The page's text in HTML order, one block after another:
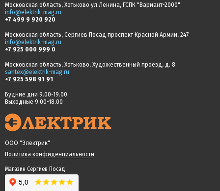
Московская область, Хотьково ул.Ленина, ГСПК "Вариант-2000"
info@elektrik-mag.ru
+7 499 9 920 920
Московская область, Сергиев Посад проспект Красной Армии, 247
info@elektrik-mag.ru
+7 925 000 999 0
Московская область, Хотьково, Художественный проезд, д. 8
santex@elektrik-mag.ru
+7 925 598 91 91
Будние дни 9.00-19.00
Выходные 9.00-18.00
ООО "Электрик"
Политика конфиденциальности
Магазин Сергиев Посад